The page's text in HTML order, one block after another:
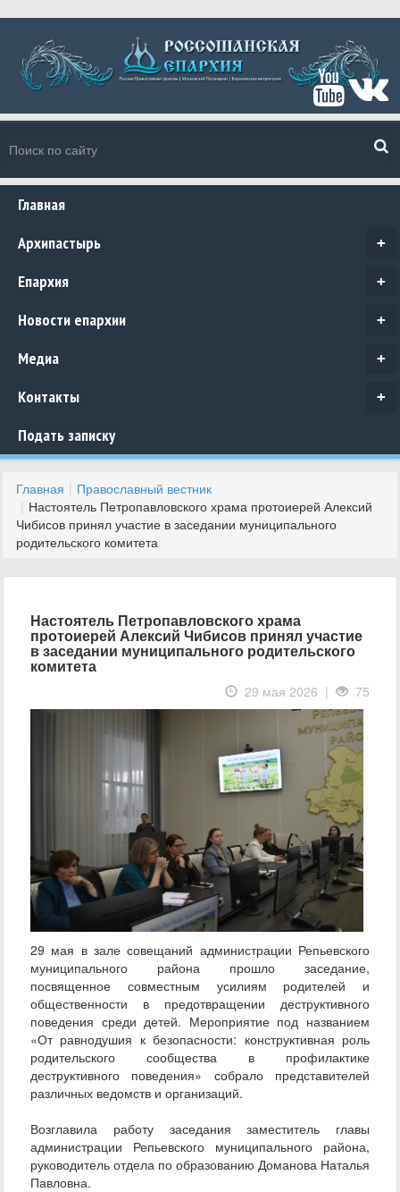
Главная
+
Архипастырь
+
Епархия
+
Новости епархии
+
Медиа
+
Контакты
Подать записку
Главная
Православный вестник
Настоятель Петропавловского храма протоиерей Алексий
Чибисов принял участие в заседании муниципального
родительского комитета
Настоятель Петропавловского храма
протоиерей Алексий Чибисов принял участие
в заседании муниципального родительского
комитета
29 мая 2026 | 75
29 мая в зале совещаний администрации Репьевского
муниципального района прошло заседание,
посвященное совместным усилиям родителей и
общественности в предотвращении деструктивного
поведения среди детей. Мероприятие под названием
«От равнодушия к безопасности: конструктивная роль
родительского сообщества в профилактике
деструктивного поведения» собрало представителей
различных ведомств и организаций.
Возглавила работу заседания заместитель главы
администрации Репьевского муниципального района,
руководитель отдела по образованию Доманова Наталья
Павловна.